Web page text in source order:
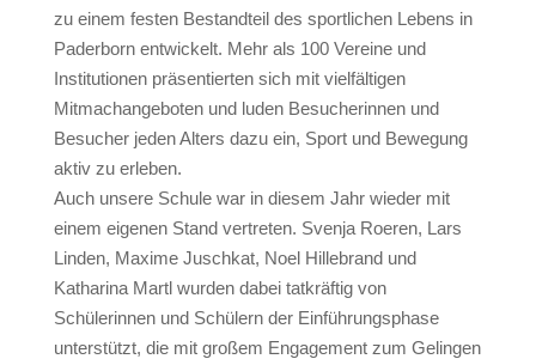
zu einem festen Bestandteil des sportlichen Lebens in
Paderborn entwickelt. Mehr als 100 Vereine und
Institutionen präsentierten sich mit vielfältigen
Mitmachangeboten und luden Besucherinnen und
Besucher jeden Alters dazu ein, Sport und Bewegung
aktiv zu erleben.
Auch unsere Schule war in diesem Jahr wieder mit
einem eigenen Stand vertreten. Svenja Roeren, Lars
Linden, Maxime Juschkat, Noel Hillebrand und
Katharina Martl wurden dabei tatkräftig von
Schülerinnen und Schülern der Einführungsphase
unterstützt, die mit großem Engagement zum Gelingen